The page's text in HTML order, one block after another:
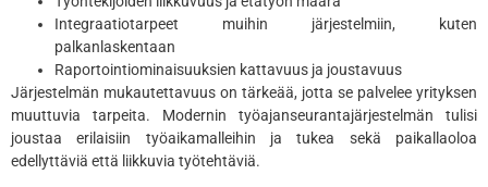
Integraatiotarpeet muihin järjestelmiin, kuten
palkanlaskentaan
Raportointiominaisuuksien kattavuus ja joustavuus
Järjestelmän mukautettavuus on tärkeää, jotta se palvelee yrityksen
muuttuvia tarpeita. Modernin työajanseurantajärjestelmän tulisi
joustaa erilaisiin työaikamalleihin ja tukea sekä paikallaoloa
edellyttäviä että liikkuvia työtehtäviä.